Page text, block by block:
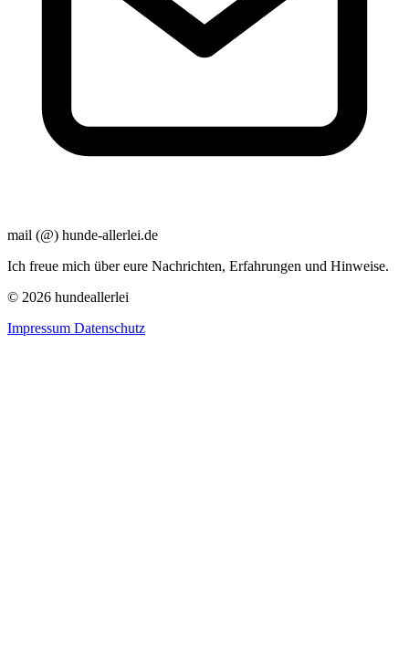
mail (@) hunde-allerlei.de
Ich freue mich über eure Nachrichten, Erfahrungen und Hinweise.
© 2026 hundeallerlei
Impressum Datenschutz